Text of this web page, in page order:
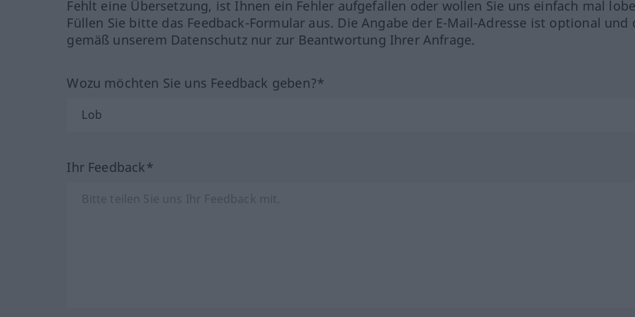
Fehlt eine Übersetzung, ist Ihnen ein Fehler aufgefallen oder wollen Sie uns einfach mal
Füllen Sie bitte das Feedback-Formular aus. Die Angabe der E-Mail-Adresse ist optional und
gemäß unserem Datenschutz nur zur Beantwortung Ihrer Anfrage.
Wozu möchten Sie uns Feedback geben?*
Ihr Feedback*